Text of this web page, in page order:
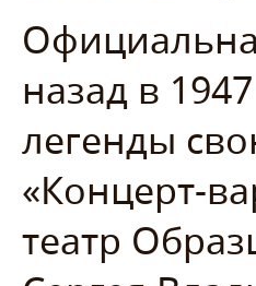
назад в
легенды
«Концерт-
театр